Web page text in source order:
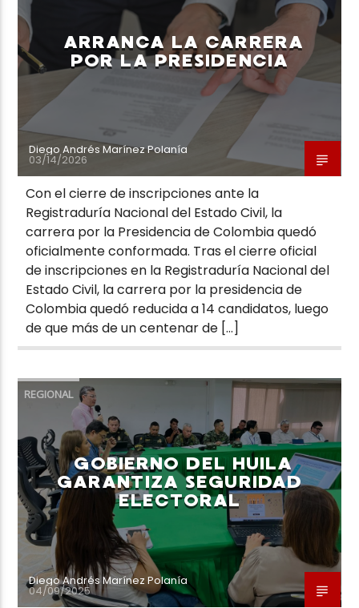
Neiva Estereo
ARRANCA LA CARRERA
POR LA PRESIDENCIA
Diego Andrés Marínez Polanía
03/14/2026
Con el cierre de inscripciones ante la
Registraduría Nacional del Estado Civil, la
carrera por la Presidencia de Colombia quedó
oficialmente conformada. Tras el cierre oficial
de inscripciones en la Registraduría Nacional del
Estado Civil, la carrera por la presidencia de
Colombia quedó reducida a 14 candidatos, luego
de que más de un centenar de […]
REGIONAL
GOBIERNO DEL HUILA
GARANTIZA SEGURIDAD
ELECTORAL
Diego Andrés Marínez Polanía
04/09/2025